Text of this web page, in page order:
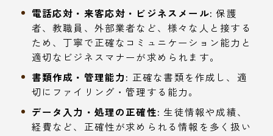
電話応対・来客応対・ビジネスメール: 保護
者、教職員、外部業者など、様々な人と接する
ため、丁寧で正確なコミュニケーション能力と
適切なビジネスマナーが求められます。
書類作成・管理能力: 正確な書類を作成し、適
切にファイリング・管理する能力。
データ入力・処理の正確性: 生徒情報や成績、
経費など、正確性が求められる情報を多く扱い